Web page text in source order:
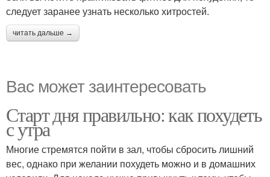
следует заранее узнать несколько хитростей.
читать дальше →
Вас может заинтересовать
Старт дня правильно: как похудеть
с утра
Многие стремятся пойти в зал, чтобы сбросить лишний
вес, однако при желании похудеть можно и в домашних